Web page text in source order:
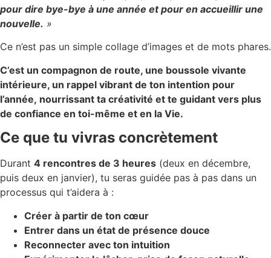
pour dire bye-bye à une année et pour en accueillir une
nouvelle. »
Ce n’est pas un simple collage d’images et de mots phares.
C’est un compagnon de route, une boussole vivante
intérieure, un rappel vibrant de ton intention pour
l’année, nourrissant ta créativité et te guidant vers plus
de confiance en toi-même et en la Vie.
Ce que tu vivras concrètement
Durant 4 rencontres de 3 heures (deux en décembre,
puis deux en janvier), tu seras guidée pas à pas dans un
processus qui t’aidera à :
Créer à partir de ton cœur
Entrer dans un état de présence douce
Reconnecter avec ton intuition